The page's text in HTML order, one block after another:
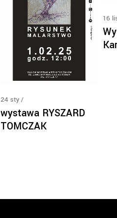
24 sty
wystawa RYSZARD
TOMCZAK
16